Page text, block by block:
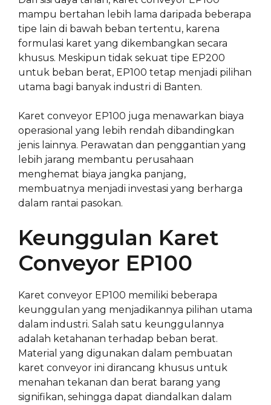
mampu bertahan lebih lama daripada beberapa
tipe lain di bawah beban tertentu, karena
formulasi karet yang dikembangkan secara
khusus. Meskipun tidak sekuat tipe EP200
untuk beban berat, EP100 tetap menjadi pilihan
utama bagi banyak industri di Banten.
Karet conveyor EP100 juga menawarkan biaya
operasional yang lebih rendah dibandingkan
jenis lainnya. Perawatan dan penggantian yang
lebih jarang membantu perusahaan
menghemat biaya jangka panjang,
membuatnya menjadi investasi yang berharga
dalam rantai pasokan.
Keunggulan Karet
Conveyor EP100
Karet conveyor EP100 memiliki beberapa
keunggulan yang menjadikannya pilihan utama
dalam industri. Salah satu keunggulannya
adalah ketahanan terhadap beban berat.
Material yang digunakan dalam pembuatan
karet conveyor ini dirancang khusus untuk
menahan tekanan dan berat barang yang
signifikan, sehingga dapat diandalkan dalam